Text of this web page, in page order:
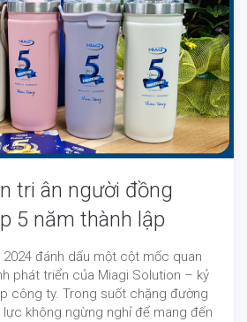
tri ân người đồng
5 năm thành lập
2024 đánh dấu một cột mốc quan
phát triển của Miagi Solution – kỷ
công ty. Trong suốt chặng đường
lực không ngừng nghỉ để mang đến